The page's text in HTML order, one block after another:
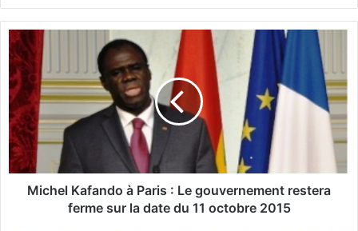
bsi
te
M
i
c
h
e
l
K
a
f
Michel Kafando à Paris : Le gouvernement restera
ferme sur la date du 11 octobre 2015